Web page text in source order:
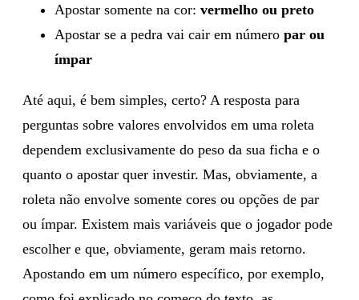
Apostar somente na cor: vermelho ou preto
Apostar se a pedra vai cair em número par ou
ímpar
Até aqui, é bem simples, certo? A resposta para
perguntas sobre valores envolvidos em uma roleta
dependem exclusivamente do peso da sua ficha e o
quanto o apostar quer investir. Mas, obviamente, a
roleta não envolve somente cores ou opções de par
ou ímpar. Existem mais variáveis que o jogador pode
escolher e que, obviamente, geram mais retorno.
Apostando em um número específico, por exemplo,